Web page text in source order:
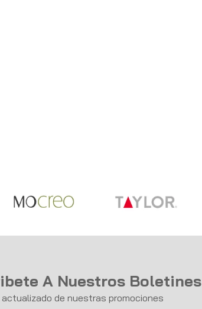
A Nuestros Boletines
de nuestras promociones